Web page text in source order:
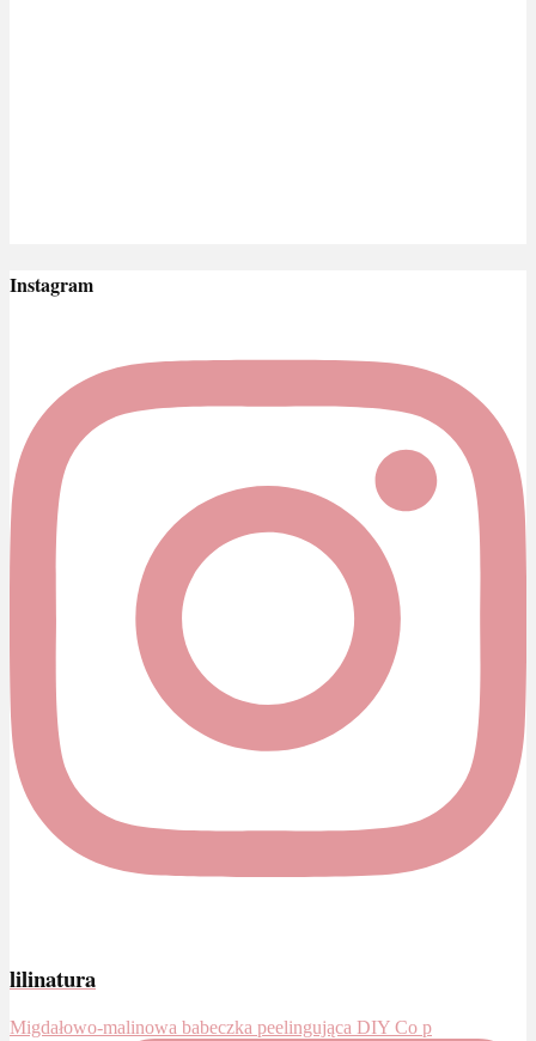
Instagram
lilinatura
Migdałowo-malinowa babeczka peelingująca DIY Co p